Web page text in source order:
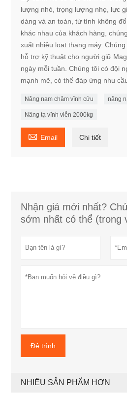
lượng nhỏ, trọng lượng nhẹ, lực
dàng và an toàn, từ tính không
khác nhau của khách hàng,
xuất nhiều loạt thang máy.
hỗ trợ kỹ thuật cho người giữ
ngày mỗi tuần. Chúng tôi có đội
mạnh mẽ, có thể đáp ứng nhu
Nâng nam châm vĩnh cửu nâng
Nâng tạ vĩnh viễn 2000kg
 Email Chi tiết
Nhận giá mới nhất?
sớm nhất có thể (trong
Đệ trình
NHIỀU SẢN PHẨM HƠN